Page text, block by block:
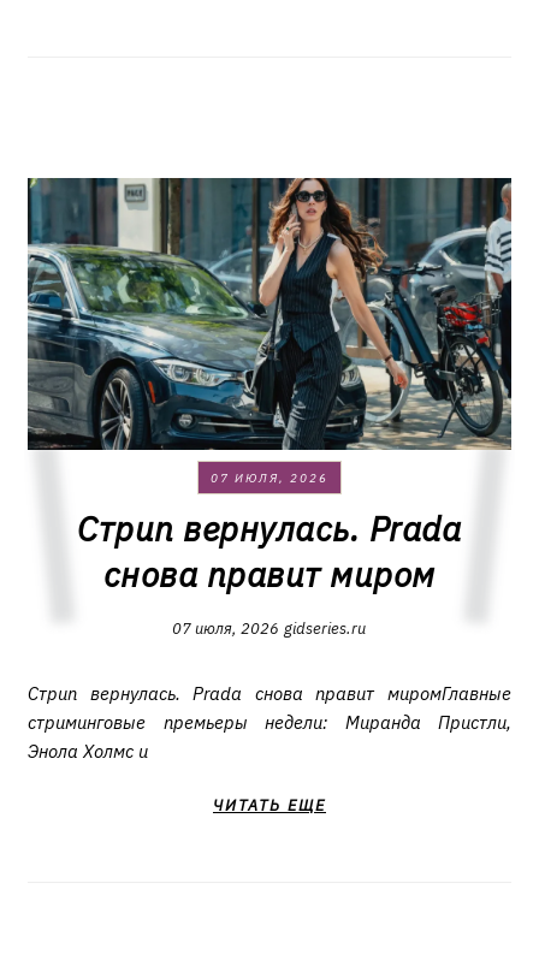
07 ИЮЛЯ, 2026
Стрип вернулась. Prada
снова правит миром
07 июля, 2026 gidseries.ru
Стрип вернулась. Prada снова правит миромГлавные
стриминговые премьеры недели: Миранда Пристли,
Энола Холмс и
ЧИТАТЬ ЕЩЕ